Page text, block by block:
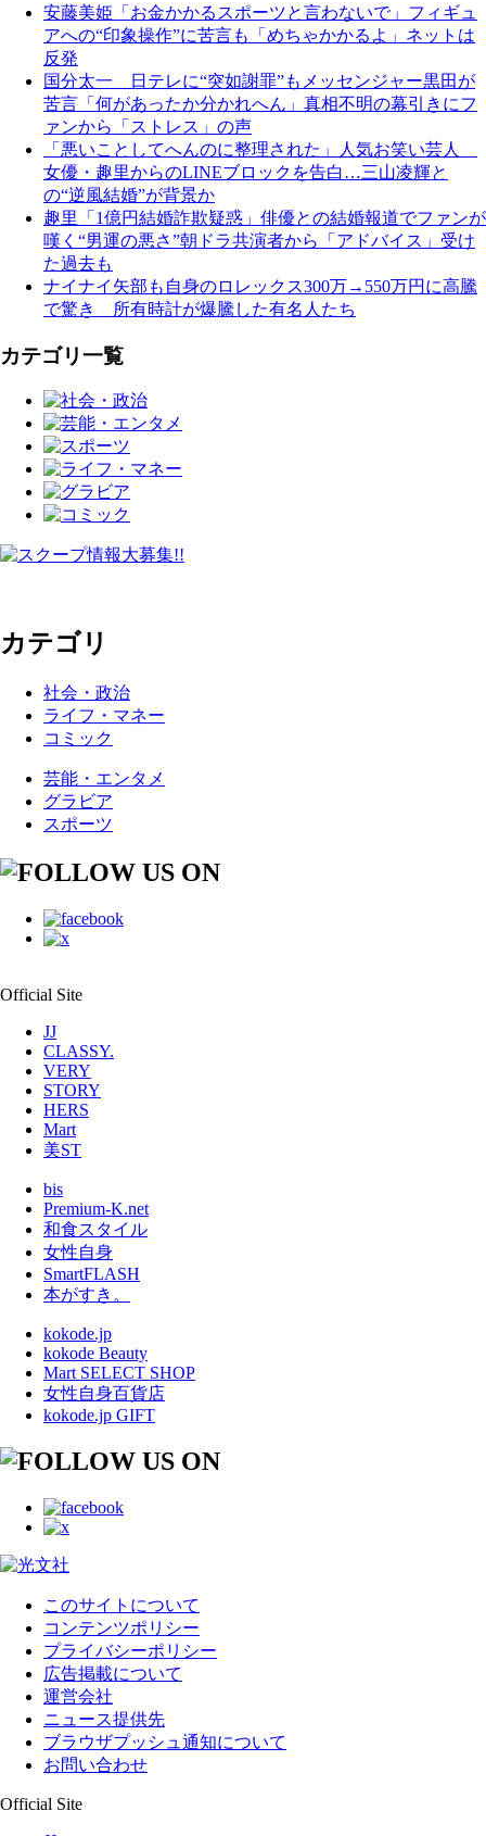
安藤美姫「お金かかるスポーツと言わないで」フィギュ
アへの“印象操作”に苦言も「めちゃかかるよ」ネットは
反発
国分太一 日テレに“突如謝罪”もメッセンジャー黒田が
苦言「何があったか分かれへん」真相不明の幕引きにフ
ァンから「ストレス」の声
「悪いことしてへんのに整理された」人気お笑い芸人
女優・趣里からのLINEブロックを告白…三山凌輝と
の“逆風結婚”が背景か
趣里「1億円結婚詐欺疑惑」俳優との結婚報道でファンが
嘆く“男運の悪さ”朝ドラ共演者から「アドバイス」受け
た過去も
ナイナイ矢部も自身のロレックス300万→550万円に高騰
で驚き 所有時計が爆騰した有名人たち
カテゴリ一覧
カテゴリ
社会・政治
ライフ・マネー
コミック
芸能・エンタメ
グラビア
スポーツ
Official Site
JJ
CLASSY.
VERY
STORY
HERS
Mart
美ST
bis
Premium-K.net
和食スタイル
女性自身
SmartFLASH
本がすき。
kokode.jp
kokode Beauty
Mart SELECT SHOP
女性自身百貨店
kokode.jp GIFT
このサイトについて
コンテンツポリシー
プライバシーポリシー
広告掲載について
運営会社
ニュース提供先
ブラウザプッシュ通知について
お問い合わせ
Official Site